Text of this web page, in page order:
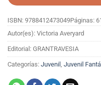
ISBN: 9788412473049Páginas:
Autor(es): Victoria Averyard
Editorial: GRANTRAVESIA
Categorías: Juvenil , Juvenil